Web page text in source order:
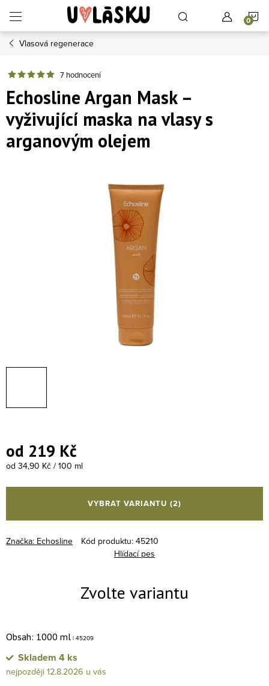
Vlasová regenerace
7 hodnocení
Echosline Argan Mask –
vyživující maska na vlasy s
arganovým olejem
od 219 Kč
Měrná cena:
od 34,90 Kč / 100 ml
VYBRAT VARIANTU (2)
Značka: Echosline Kód produktu: 45210
Hlídací pes
Obsah: 1000 ml | 45209
Skladem 4 ks
12.8.2026